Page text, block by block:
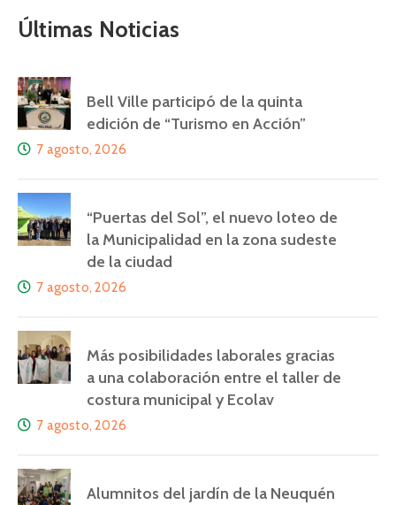
Últimas Noticias
Bell Ville participó de la quinta
edición de “Turismo en Acción”
7 agosto, 2026
“Puertas del Sol”, el nuevo loteo de
la Municipalidad en la zona sudeste
de la ciudad
7 agosto, 2026
Más posibilidades laborales gracias
a una colaboración entre el taller de
costura municipal y Ecolav
7 agosto, 2026
Alumnitos del jardín de la Neuquén